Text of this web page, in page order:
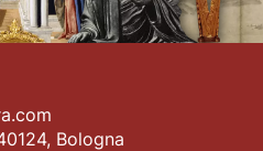
Bologna